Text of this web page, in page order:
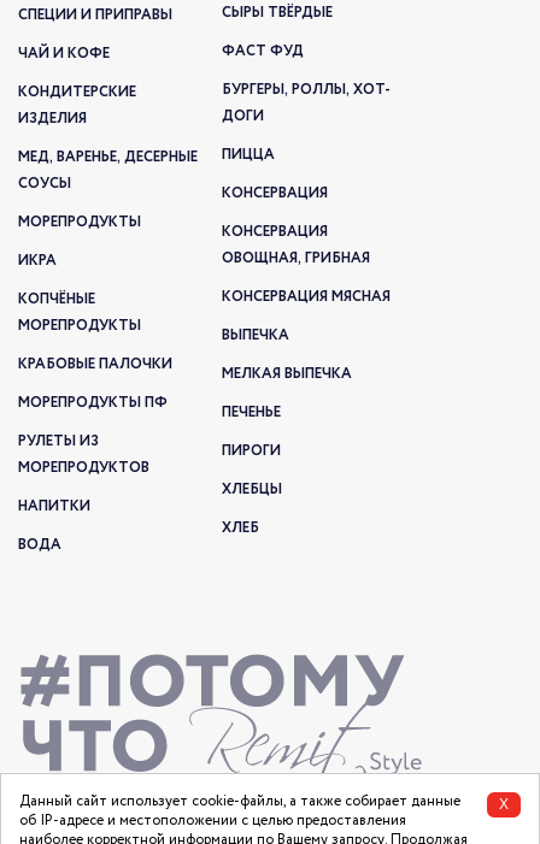
СПЕЦИИ И ПРИПРАВЫ
ЧАЙ И КОФЕ
КОНДИТЕРСКИЕ
ИЗДЕЛИЯ
МЕД, ВАРЕНЬЕ, ДЕСЕРНЫЕ
СОУСЫ
МОРЕПРОДУКТЫ
ИКРА
КОПЧЁНЫЕ
МОРЕПРОДУКТЫ
КРАБОВЫЕ ПАЛОЧКИ
МОРЕПРОДУКТЫ ПФ
РУЛЕТЫ ИЗ
МОРЕПРОДУКТОВ
НАПИТКИ
ВОДА
СЫРЫ ТВЁРДЫЕ
ФАСТ ФУД
БУРГЕРЫ, РОЛЛЫ, ХОТ-
ДОГИ
ПИЦЦА
КОНСЕРВАЦИЯ
КОНСЕРВАЦИЯ
ОВОЩНАЯ, ГРИБНАЯ
КОНСЕРВАЦИЯ МЯСНАЯ
ВЫПЕЧКА
МЕЛКАЯ ВЫПЕЧКА
ПЕЧЕНЬЕ
ПИРОГИ
ХЛЕБЦЫ
ХЛЕБ
X
Данный сайт использует cookie-файлы, а также собирает данные
об IP-адресе и местоположении с целью предоставления
наиболее корректной информации по Вашему запросу. Продолжая